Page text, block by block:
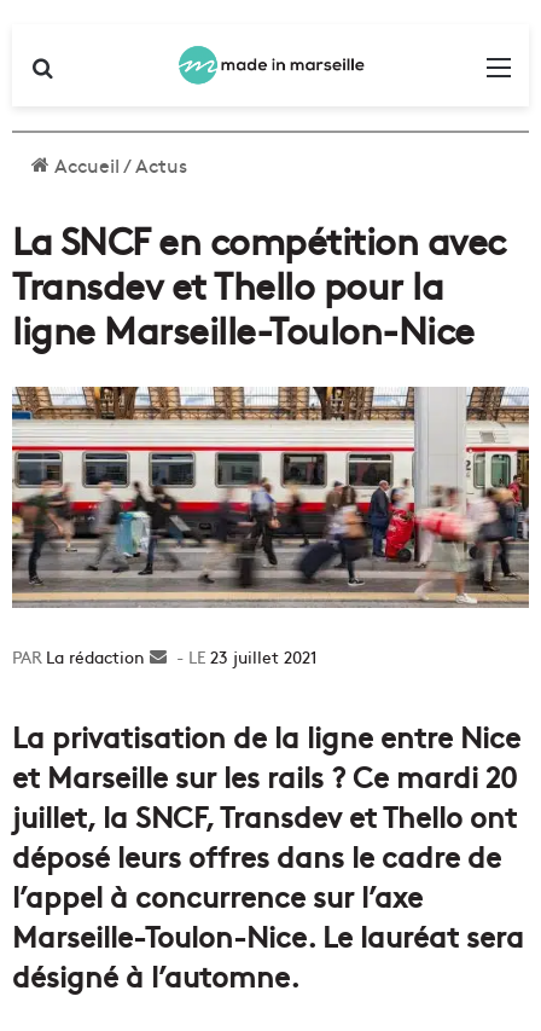
Accueil/Actus
La SNCF en compétition avec
Transdev et Thello pour la
ligne Marseille-Toulon-Nice
La rédaction
Envoyer23 juillet 2021
La privatisation de la ligne entre Nice
et Marseille sur les rails ? Ce mardi 20
juillet, la SNCF, Transdev et Thello ont
déposé leurs offres dans le cadre de
l’appel à concurrence sur l’axe
Marseille-Toulon-Nice. Le lauréat sera
désigné à l’automne.